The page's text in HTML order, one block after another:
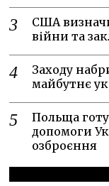
США
війни та
Заходу
майбутнє
Польща
допомоги
озброєння